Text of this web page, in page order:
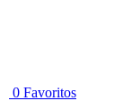
0 Favoritos